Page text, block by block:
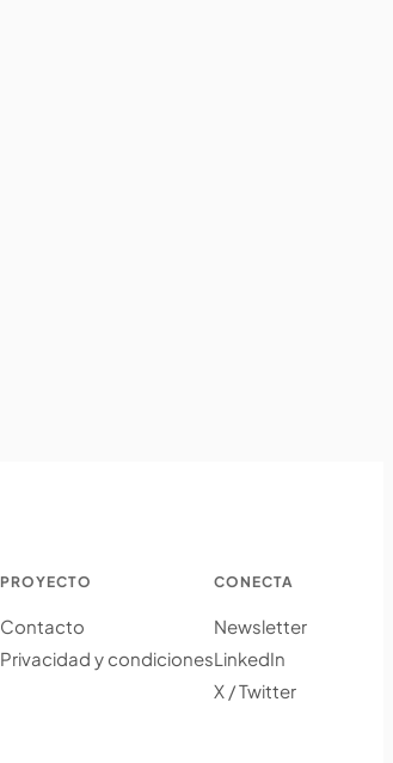
PROYECTO
Contacto
Privacidad y condiciones
CONECTA
Newsletter
LinkedIn
X / Twitter